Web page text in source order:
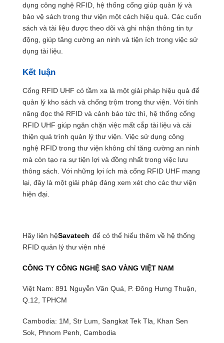
dụng công nghệ RFID, hệ thống cổng giúp quản lý và
bảo vệ sách trong thư viện một cách hiệu quả. Các cuốn
sách và tài liệu được theo dõi và ghi nhận thông tin tự
động, giúp tăng cường an ninh và tiện ích trong việc sử
dụng tài liệu.
Kết luận
Cổng RFID UHF có tầm xa là một giải pháp hiệu quả để
quản lý kho sách và chống trộm trong thư viện. Với tính
năng đọc thẻ RFID và cảnh báo tức thì, hệ thống cổng
RFID UHF giúp ngăn chặn việc mất cắp tài liệu và cải
thiện quá trình quản lý thư viện. Việc sử dụng công
nghệ RFID trong thư viện không chỉ tăng cường an ninh
mà còn tạo ra sự tiện lợi và đồng nhất trong việc lưu
thông sách. Với những lợi ích mà cổng RFID UHF mang
lại, đây là một giải pháp đáng xem xét cho các thư viện
hiện đại.
Hãy liên hệSavatech để có thể hiểu thêm về hệ thống
RFID quản lý thư viện nhé
CÔNG TY CÔNG NGHỆ SAO VÀNG VIỆT NAM
Việt Nam: 891 Nguyễn Văn Quá, P. Đông Hưng Thuận,
Q.12, TPHCM
Cambodia: 1M, Str Lum, Sangkat Tek Tla, Khan Sen
Sok, Phnom Penh, Cambodia